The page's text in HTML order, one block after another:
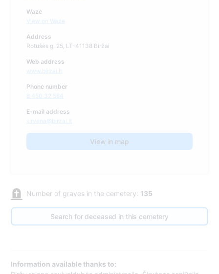
Waze
View on Waze
Address
Rotušės g. 25, LT-41138 Biržai
Web address
www.birzai.lt
Phone number
8 450 32 584
E-mail address
sirvena@birzai.lt
View in map
Number of graves in the cemetery: 135
Search for deceased in this cemetery
Information available thanks to: